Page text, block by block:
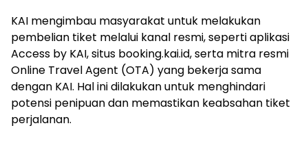
KAI mengimbau masyarakat untuk melakukan
pembelian tiket melalui kanal resmi, seperti aplikasi
Access by KAI, situs booking.kai.id, serta mitra resmi
Online Travel Agent (OTA) yang bekerja sama
dengan KAI. Hal ini dilakukan untuk menghindari
potensi penipuan dan memastikan keabsahan tiket
perjalanan.